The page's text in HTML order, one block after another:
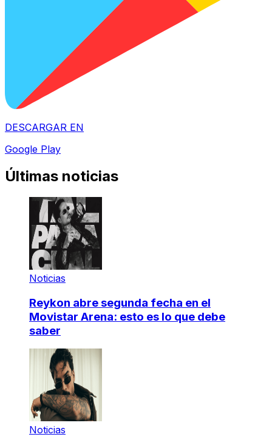
DESCARGAR EN
Google Play
Últimas noticias
Noticias
Reykon abre segunda fecha en el
Movistar Arena: esto es lo que debe
saber
Noticias